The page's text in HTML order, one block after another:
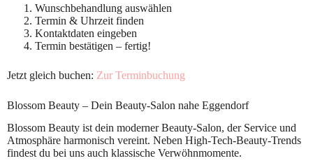
Wunschbehandlung auswählen
Termin & Uhrzeit finden
Kontaktdaten eingeben
Termin bestätigen – fertig!
Jetzt gleich buchen: Zur Terminbuchung
Blossom Beauty – Dein Beauty-Salon nahe Eggendorf
Blossom Beauty ist dein moderner Beauty-Salon, der Service und
Atmosphäre harmonisch vereint. Neben High-Tech-Beauty-Trends
findest du bei uns auch klassische Verwöhnmomente.